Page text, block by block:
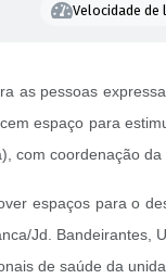
Velocidade de
as pessoas
espaço para
com coordenação
espaços para o
Jd. Bandeirantes,
de saúde da